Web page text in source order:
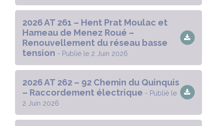
2026 AT 261 – Hent Prat Moulac et
Hameau de Menez Roué –
Renouvellement du réseau basse
tension - Publié le 2 Juin 2026
2026 AT 262 – 92 Chemin du Quinquis
– Raccordement électrique - Publié le
2 Juin 2026